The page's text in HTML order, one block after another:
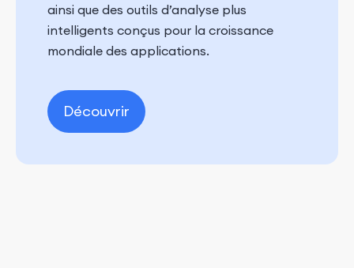
ainsi que des outils d’analyse plus
intelligents conçus pour la croissance
mondiale des applications.
Découvrir